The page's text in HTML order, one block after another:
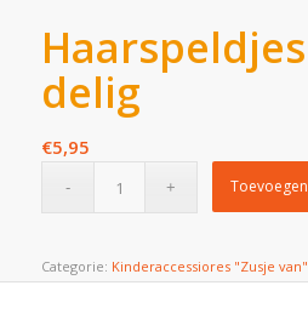
delig
€5,95
Categorie: Kinderaccessiores "Zusje van"